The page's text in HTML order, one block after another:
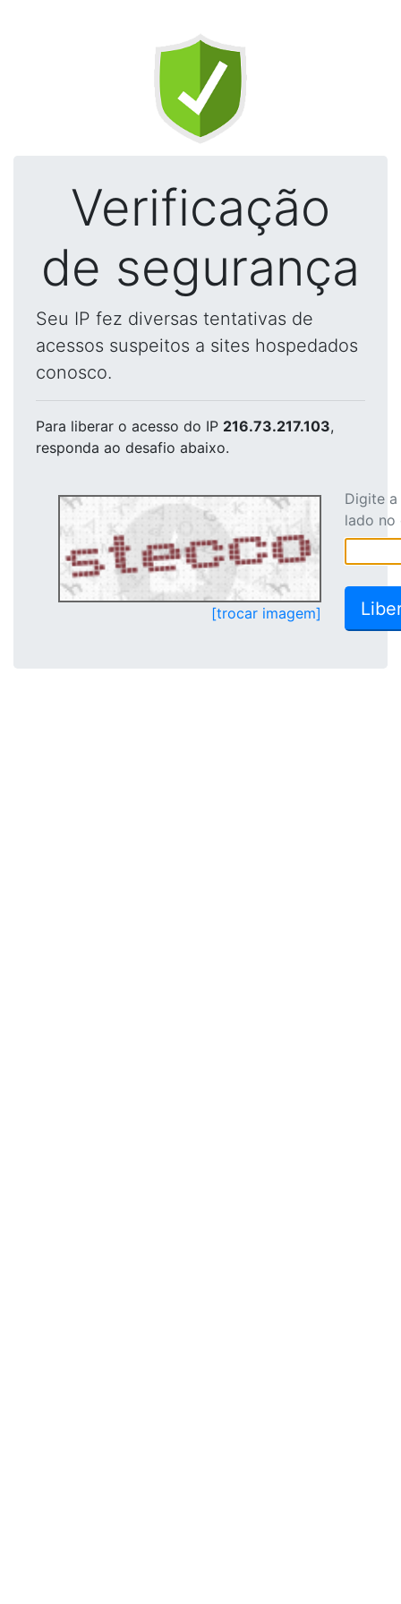
Verificação
de segurança
Seu IP fez diversas tentativas de
acessos suspeitos a sites hospedados
conosco.
Para liberar o acesso do IP 216.73.217.103,
responda ao desafio abaixo.
[trocar imagem]
Digite
lado no